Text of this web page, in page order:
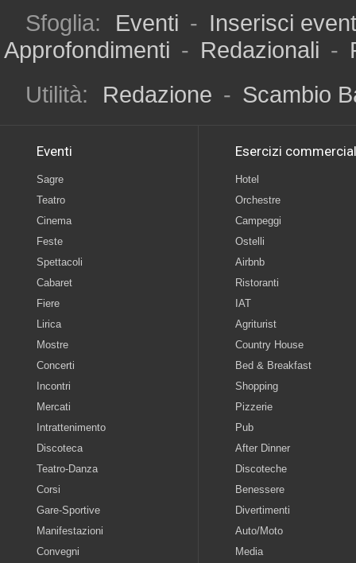
Sfoglia: Eventi - Inserisci
Approfondimenti - Redazionali -
Utilità:
Redazione - Scambio
Eventi
Sagre
Teatro
Cinema
Feste
Spettacoli
Cabaret
Fiere
Lirica
Mostre
Concerti
Incontri
Mercati
Intrattenimento
Discoteca
Teatro-Danza
Corsi
Gare-Sportive
Manifestazioni
Convegni
Esercizi
Hotel
Orchestre
Campeggi
Ostelli
Airbnb
Ristoranti
IAT
Agriturist
Country House
Bed & Breakfast
Shopping
Pizzerie
Pub
After Dinner
Discoteche
Benessere
Divertimenti
Auto/Moto
Media